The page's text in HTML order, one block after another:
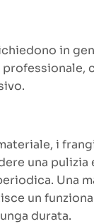
in
i
una pulizia
Una
un
durata.